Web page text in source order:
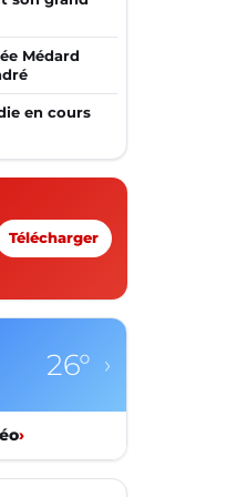
Médard
en cours
Télécharger
26° ›
›